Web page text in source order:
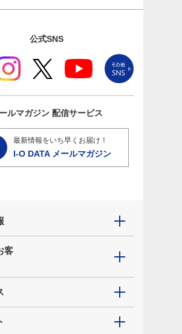
公式SNS
ルマガジン 配信サービス
最新情報をいち早くお届け！
I-O DATA メールマガジン
客